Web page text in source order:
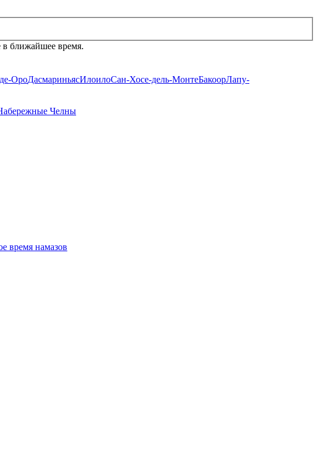
в ближайшее время.
ОроДасмариньясИлоилоСан-Хосе-дель-МонтеБакоорЛапу-
Челны
время намазов